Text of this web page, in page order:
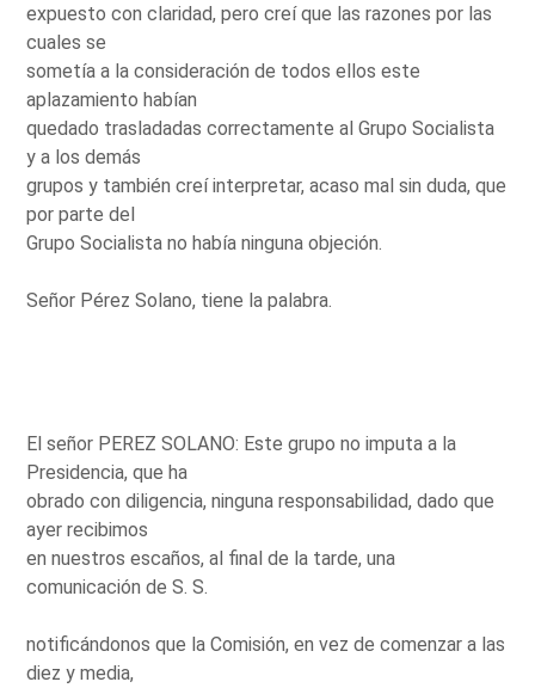
expuesto con claridad, pero creí que las razones por las
cuales se
sometía a la consideración de todos ellos este
aplazamiento habían
quedado trasladadas correctamente al Grupo Socialista
y a los demás
grupos y también creí interpretar, acaso mal sin duda, que
por parte del
Grupo Socialista no había ninguna objeción.
Señor Pérez Solano, tiene la palabra.
El señor PEREZ SOLANO: Este grupo no imputa a la
Presidencia, que ha
obrado con diligencia, ninguna responsabilidad, dado que
ayer recibimos
en nuestros escaños, al final de la tarde, una
comunicación de S. S.
notificándonos que la Comisión, en vez de comenzar a las
diez y media,